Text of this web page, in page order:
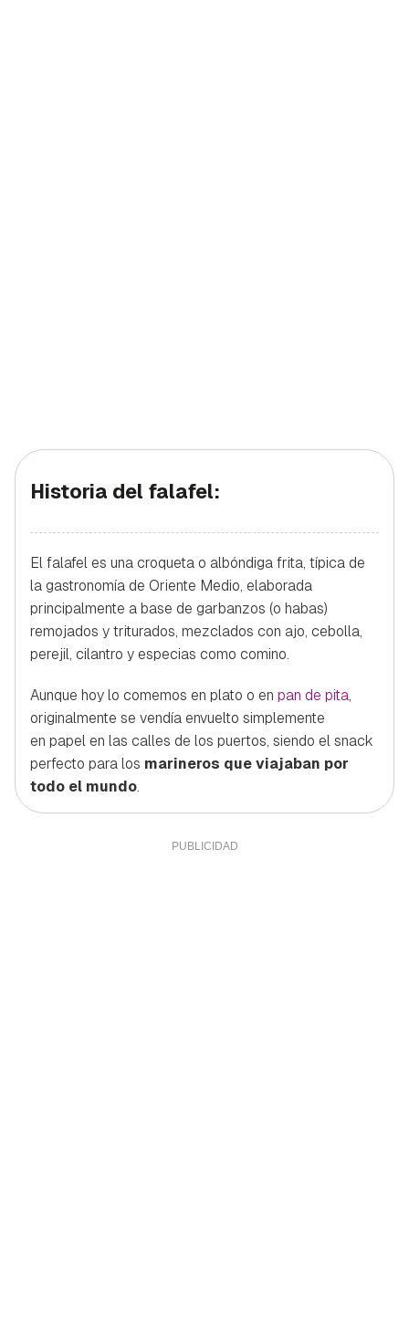
Historia del falafel:
El falafel es una croqueta o albóndiga frita, típica de
la gastronomía de Oriente Medio, elaborada
principalmente a base de garbanzos (o habas)
remojados y triturados, mezclados con ajo, cebolla,
perejil, cilantro y especias como comino.
Aunque hoy lo comemos en plato o en pan de pita,
originalmente se vendía envuelto simplemente
en papel en las calles de los puertos, siendo el snack
perfecto para los marineros que viajaban por
todo el mundo.